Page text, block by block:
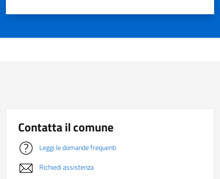
Contatta il comune
Leggi le domande frequenti
Richiedi assistenza